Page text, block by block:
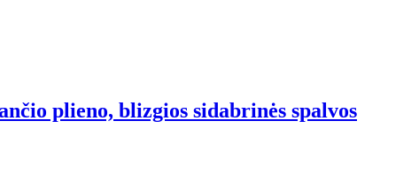
plieno, blizgios sidabrinės spalvos